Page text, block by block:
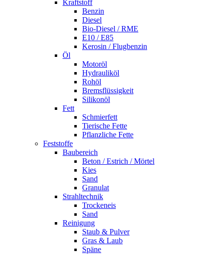
Kraftstoff
Benzin
Diesel
Bio-Diesel / RME
E10 / E85
Kerosin / Flugbenzin
Öl
Motoröl
Hydrauliköl
Rohöl
Bremsflüssigkeit
Silikonöl
Fett
Schmierfett
Tierische Fette
Pflanzliche Fette
Feststoffe
Baubereich
Beton / Estrich / Mörtel
Kies
Sand
Granulat
Strahltechnik
Trockeneis
Sand
Reinigung
Staub & Pulver
Gras & Laub
Späne